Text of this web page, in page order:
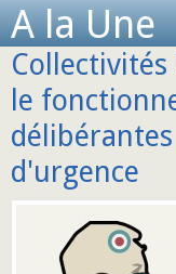
A la Une
Collectivités
le
d'urgence